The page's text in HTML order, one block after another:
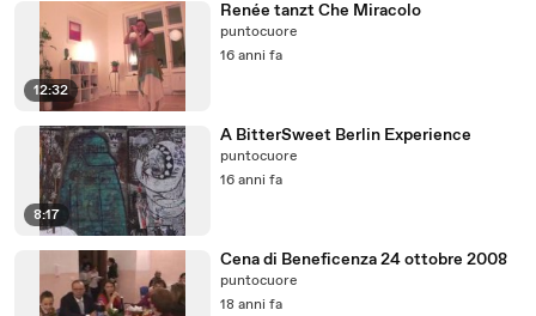
12:32
Renée tanzt Che Miracolo
puntocuore
16 anni fa
8:17
A BitterSweet Berlin Experience
puntocuore
16 anni fa
Cena di Beneficenza 24 ottobre 2008
puntocuore
18 anni fa